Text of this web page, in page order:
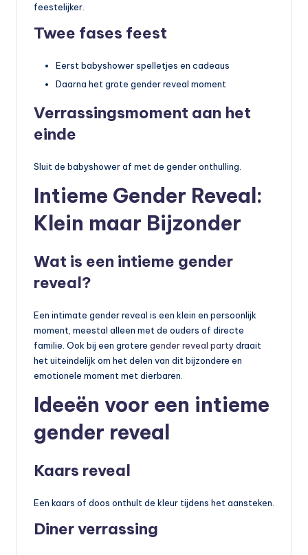
feestelijker.
Twee fases feest
Eerst babyshower spelletjes en cadeaus
Daarna het grote gender reveal moment
Verrassingsmoment aan het
einde
Sluit de babyshower af met de gender onthulling.
Intieme Gender Reveal:
Klein maar Bijzonder
Wat is een intieme gender
reveal?
Een intimate gender reveal is een klein en persoonlijk
moment, meestal alleen met de ouders of directe
familie. Ook bij een grotere gender reveal partydraait
het uiteindelijk om het delen van dit bijzondere en
emotionele moment met dierbaren.
Ideeën voor een intieme
gender reveal
Kaars reveal
Een kaars of doos onthult de kleur tijdens het aansteken.
Diner verrassing